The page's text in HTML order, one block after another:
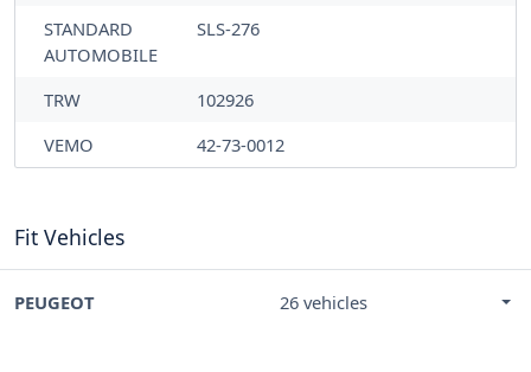
STANDARD
AUTOMOBILE
SLS-276
TRW
102926
VEMO
42-73-0012
Fit Vehicles
PEUGEOT 26 vehicles